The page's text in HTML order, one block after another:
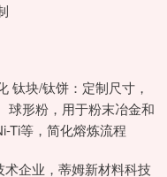
钛块/钛饼：定制尺寸，
球形粉，用于粉末冶金和
Ti等，简化熔炼流程
企业，蒂姆新材料科技